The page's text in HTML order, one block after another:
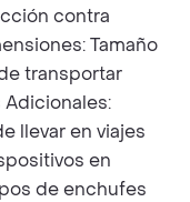
contra
Tamaño
transportar
llevar en viajes
en
de enchufes